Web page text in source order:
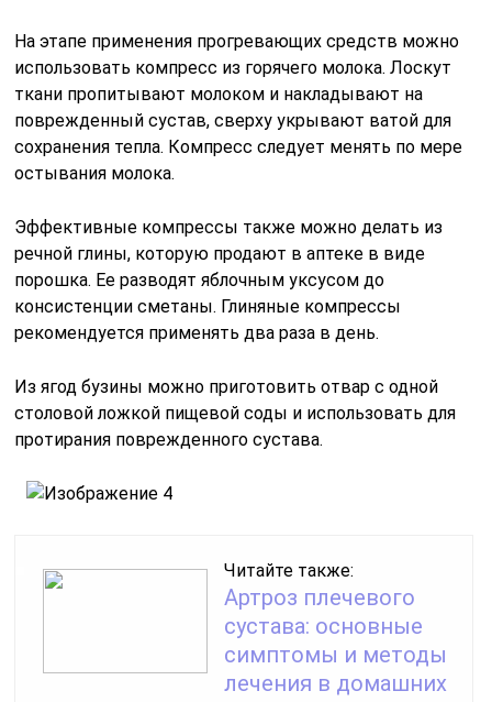
На этапе применения прогревающих средств можно
использовать компресс из горячего молока. Лоскут
ткани пропитывают молоком и накладывают на
поврежденный сустав, сверху укрывают ватой для
сохранения тепла. Компресс следует менять по мере
остывания молока.
Эффективные компрессы также можно делать из
речной глины, которую продают в аптеке в виде
порошка. Ее разводят яблочным уксусом до
консистенции сметаны. Глиняные компрессы
рекомендуется применять два раза в день.
Из ягод бузины можно приготовить отвар с одной
столовой ложкой пищевой соды и использовать для
протирания поврежденного сустава.
Читайте также:
Артроз плечевого
сустава: основные
симптомы и методы
лечения в домашних